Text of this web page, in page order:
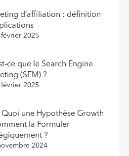
d’affiliation : définition
février 2025
ce que le Search Engine
(SEM) ?
février 2025
Quoi une Hypothèse Growth
la Formuler
?
2024